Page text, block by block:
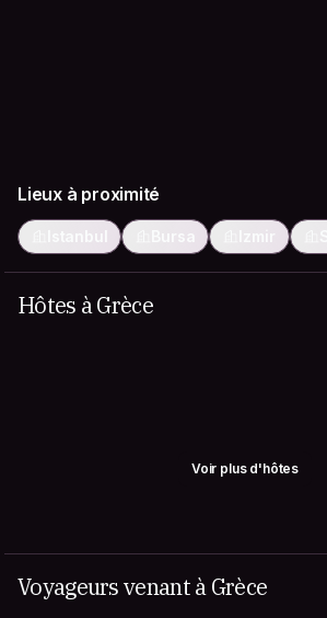
Lieux à proximité
Istanbul Bursa Izmir
Hôtes à Grèce
Voir plus d'hôtes
Voyageurs venant à Grèce